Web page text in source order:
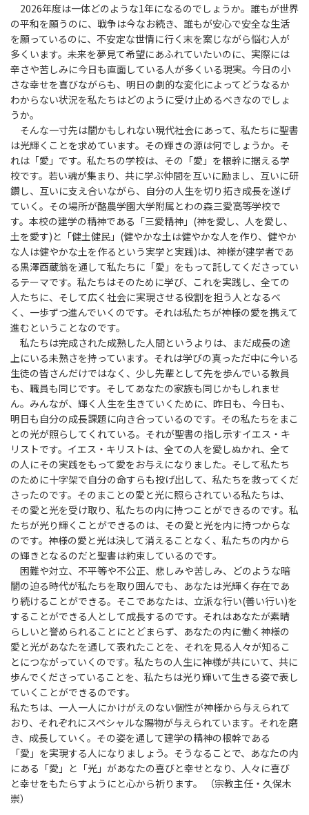
2026年度は一体どのような1年になるのでしょうか。誰もが世界
の平和を願うのに、戦争は今なお続き、誰もが安心で安全な生活
を願っているのに、不安定な世情に行く末を案じながら悩む人が
多くいます。未来を夢見て希望にあふれていたいのに、実際には
辛さや苦しみに今日も直面している人が多くいる現実。今日の小
さな幸せを喜びながらも、明日の劇的な変化によってどうなるか
わからない状況を私たちはどのように受け止めるべきなのでしょ
うか。
そんな一寸先は闇かもしれない現代社会にあって、私たちに聖書
は光輝くことを求めています。その輝きの源は何でしょうか。そ
れは「愛」です。私たちの学校は、その「愛」を根幹に据える学
校です。若い魂が集まり、共に学ぶ仲間を互いに励まし、互いに研
鑽し、互いに支え合いながら、自分の人生を切り拓き成長を遂げ
ていく。その場所が酪農学園大学附属とわの森三愛高等学校で
す。本校の建学の精神である「三愛精神」(神を愛し、人を愛し、
土を愛す)と「健土健民」(健やかな土は健やかな人を作り、健やか
な人は健やかな土を作るという実学と実践)は、神様が建学者であ
る黒澤酉蔵翁を通して私たちに「愛」をもって託してくださってい
るテーマです。私たちはそのために学び、これを実践し、全ての
人たちに、そして広く社会に実現させる役割を担う人となるべ
く、一歩ずつ進んでいくのです。それは私たちが神様の愛を携えて
進むということなのです。
私たちは完成された成熟した人間というよりは、まだ成長の途
上にいる未熟さを持っています。それは学びの真っただ中に今いる
生徒の皆さんだけではなく、少し先輩として先を歩んでいる教員
も、職員も同じです。そしてあなたの家族も同じかもしれませ
ん。みんなが、輝く人生を生きていくために、昨日も、今日も、
明日も自分の成長課題に向き合っているのです。その私たちをまこ
との光が照らしてくれている。それが聖書の指し示すイエス・キ
リストです。イエス・キリストは、全ての人を愛しぬかれ、全て
の人にその実践をもって愛をお与えになりました。そして私たち
のために十字架で自分の命すらも投げ出して、私たちを救ってくだ
さったのです。そのまことの愛と光に照らされている私たちは、
その愛と光を受け取り、私たちの内に持つことができるのです。私
たちが光り輝くことができるのは、その愛と光を内に持つからな
のです。神様の愛と光は決して消えることなく、私たちの内から
の輝きとなるのだと聖書は約束しているのです。
困難や対立、不平等や不公正、悲しみや苦しみ、どのような暗
闇の迫る時代が私たちを取り囲んでも、あなたは光輝く存在であ
り続けることができる。そこであなたは、立派な行い(善い行い)を
することができる人として成長するのです。それはあなたが素晴
らしいと誉められることにとどまらず、あなたの内に働く神様の
愛と光があなたを通して表れたことを、それを見る人々が知るこ
とにつながっていくのです。私たちの人生に神様が共にいて、共に
歩んでくださっていることを、私たちは光り輝いて生きる姿で表し
ていくことができるのです。
私たちは、一人一人にかけがえのない個性が神様から与えられて
おり、それぞれにスペシャルな賜物が与えられています。それを磨
き、成長していく。その姿を通して建学の精神の根幹である
「愛」を実現する人になりましょう。そうなることで、あなたの内
にある「愛」と「光」があなたの喜びと幸せとなり、人々に喜び
と幸せをもたらすようにと心から祈ります。 （宗教主任・久保木
崇）